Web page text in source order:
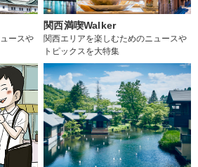
ースや
関西満喫Walker
関西エリアを楽しむためのニュースや
トピックスを大特集